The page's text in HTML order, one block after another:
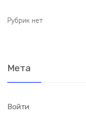
Рубрик нет
Мета
Войти